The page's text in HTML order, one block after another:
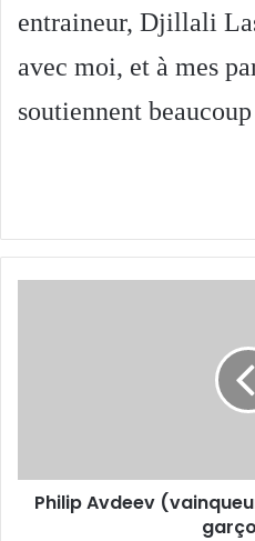
entraineur, Djillali
avec moi, et à mes
soutiennent
Philip Avdeev